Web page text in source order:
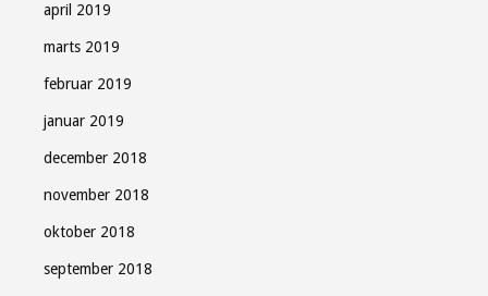
april 2019
marts 2019
februar 2019
januar 2019
december 2018
november 2018
oktober 2018
september 2018